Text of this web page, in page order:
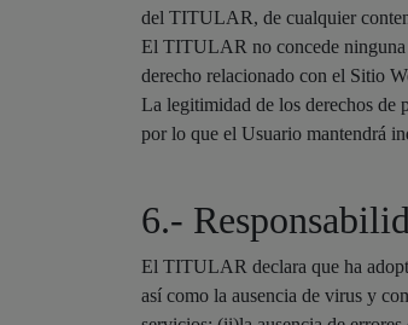
del TITULAR, de cualquier
El TITULAR no concede ninguna
derecho relacionado con el Sitio
La legitimidad de los derechos de
por lo que el Usuario mantendrá
6.-
El TITULAR declara que ha
así como la ausencia de virus y